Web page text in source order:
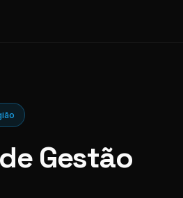
Gestão